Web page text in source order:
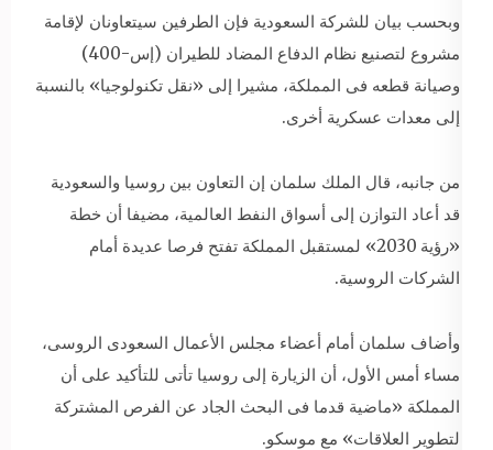
وبحسب بيان للشركة السعودية فإن الطرفين سيتعاونان لإقامة
مشروع لتصنيع نظام الدفاع المضاد للطيران (إس-400)
وصيانة قطعه فى المملكة، مشيرا إلى «نقل تكنولوجيا» بالنسبة
إلى معدات عسكرية أخرى.
من جانبه، قال الملك سلمان إن التعاون بين روسيا والسعودية
قد أعاد التوازن إلى أسواق النفط العالمية، مضيفا أن خطة
«رؤية 2030» لمستقبل المملكة تفتح فرصا عديدة أمام
الشركات الروسية.
وأضاف سلمان أمام أعضاء مجلس الأعمال السعودى الروسى،
مساء أمس الأول، أن الزيارة إلى روسيا تأتى للتأكيد على أن
المملكة «ماضية قدما فى البحث الجاد عن الفرص المشتركة
لتطوير العلاقات» مع موسكو.